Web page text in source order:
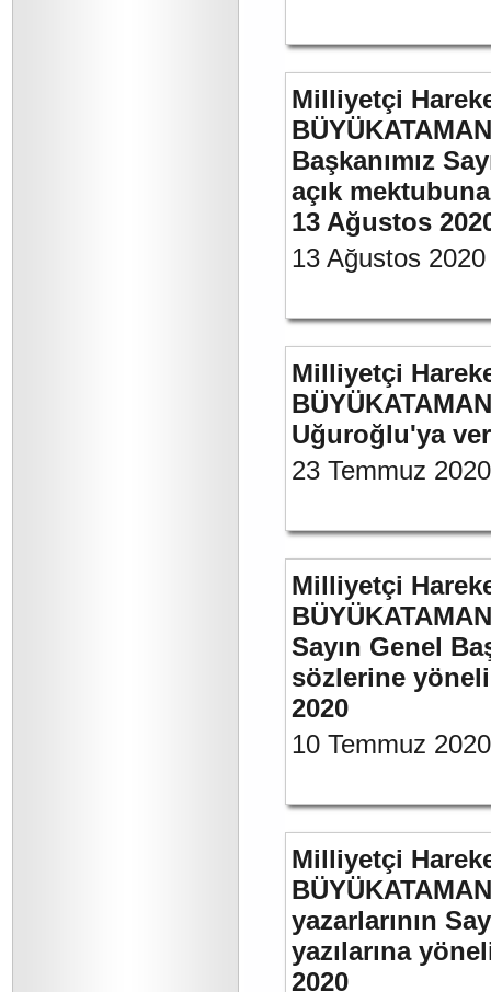
Milliyetçi
Başkanımız
açık
13 Ağustos
13 Ağustos 2020
Milliyetçi
Uğuroğlu'ya
23 Temmuz 2020
Milliyetçi
Sayın Genel
sözlerine
2020
10 Temmuz 2020
Milliyetçi
yazarlarının
yazılarına
2020